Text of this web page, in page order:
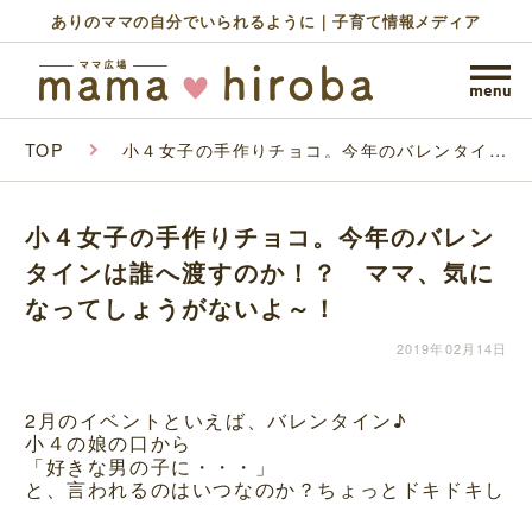
ありのママの自分でいられるように｜子育て情報メディア
TOP 小４女子の手作りチョコ。今年のバレンタイン
がないよ～！
小４女子の手作りチョコ。今年のバレン
タインは誰へ渡すのか！？ ママ、気に
なってしょうがないよ～！
2019年02月14日
2月のイベントといえば、バレンタイン♪
小４の娘の口から
「好きな男の子に・・・」
と、言われるのはいつなのか？ちょっとドキドキし